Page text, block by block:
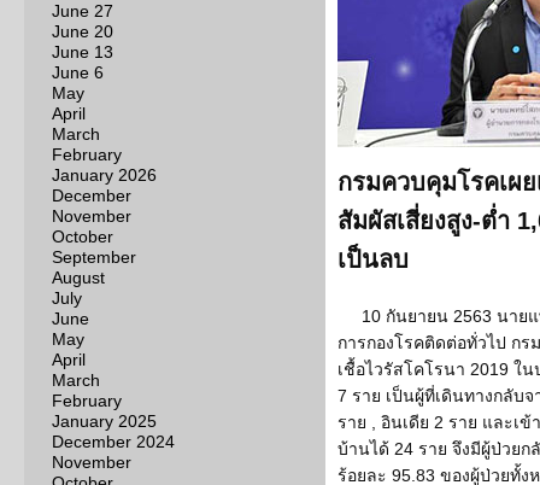
June 27
June 20
June 13
June 6
May
April
March
February
January 2026
December
November
October
September
August
July
June
May
April
March
February
January 2025
December 2024
November
กรมควบคุมโรคเผย
สัมผัสเสี่ยงสูง-ต่ำ
เป็นลบ
10 กันยายน 2563 นาย
การกองโรคติดต่อทั่วไป ก
เชื้อไวรัสโคโรนา 2019 ใ
7 ราย เป็นผู้ที่เดินทางกลับ
ราย , อินเดีย 2 ราย และเ
บ้านได้ 24 ราย จึงมีผู้ป่วย
ร้อยละ 95.83 ของผู้ป่วยทั้ง